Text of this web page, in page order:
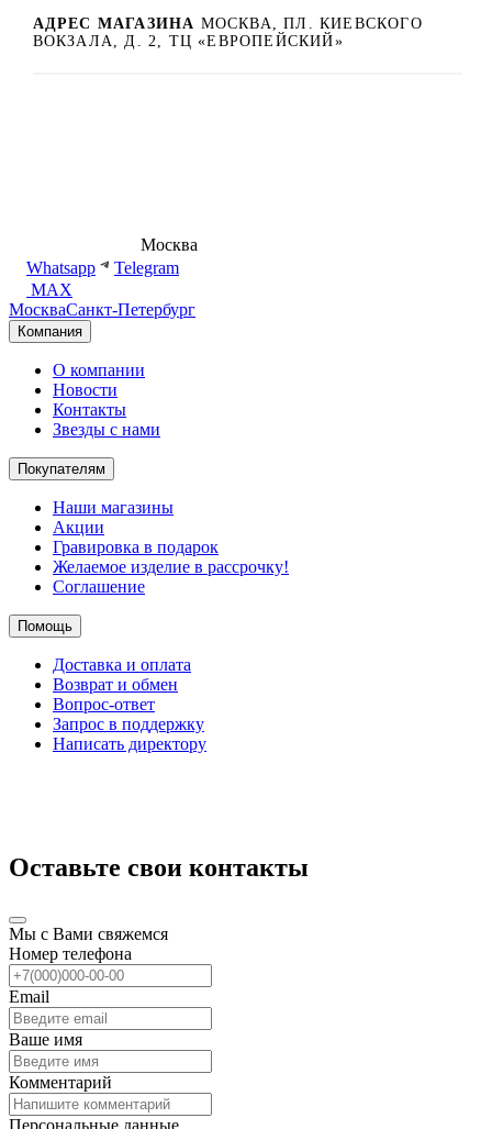
АДРЕС МАГАЗИНА МОСКВА, ПЛ. КИЕВСКОГО
ВОКЗАЛА, Д. 2, ТЦ «ЕВРОПЕЙСКИЙ»
Москва
Whatsapp
Telegram
MAX
МоскваСанкт-Петербург
Компания
О компании
Новости
Контакты
Звезды с нами
Покупателям
Наши магазины
Акции
Гравировка в подарок
Желаемое изделие в рассрочку!
Соглашение
Помощь
Доставка и оплата
Возврат и обмен
Вопрос-ответ
Запрос в поддержку
Написать директору
Оставьте свои контакты
Мы с Вами свяжемся
Номер телефона
Email
Ваше имя
Комментарий